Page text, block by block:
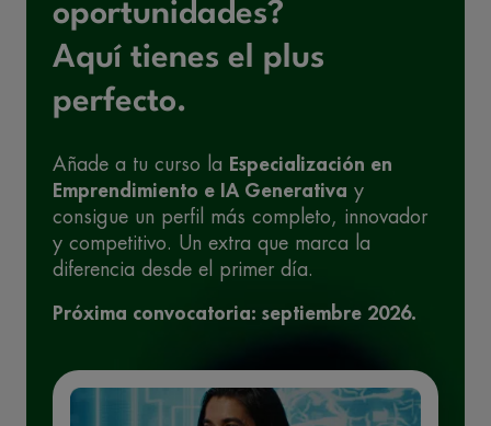
oportunidades?
Aquí tienes el plus
perfecto.
Añade a tu curso la Especialización en
Emprendimiento e IA Generativa y
consigue un perfil más completo, innovador
y competitivo. Un extra que marca la
diferencia desde el primer día.
Próxima convocatoria: septiembre 2026.